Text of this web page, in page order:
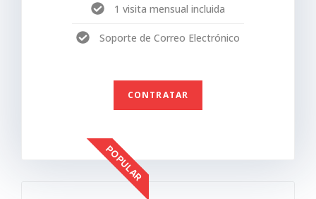
1 visita mensual incluida
Soporte de Correo Electrónico
CONTRATAR
POPULAR